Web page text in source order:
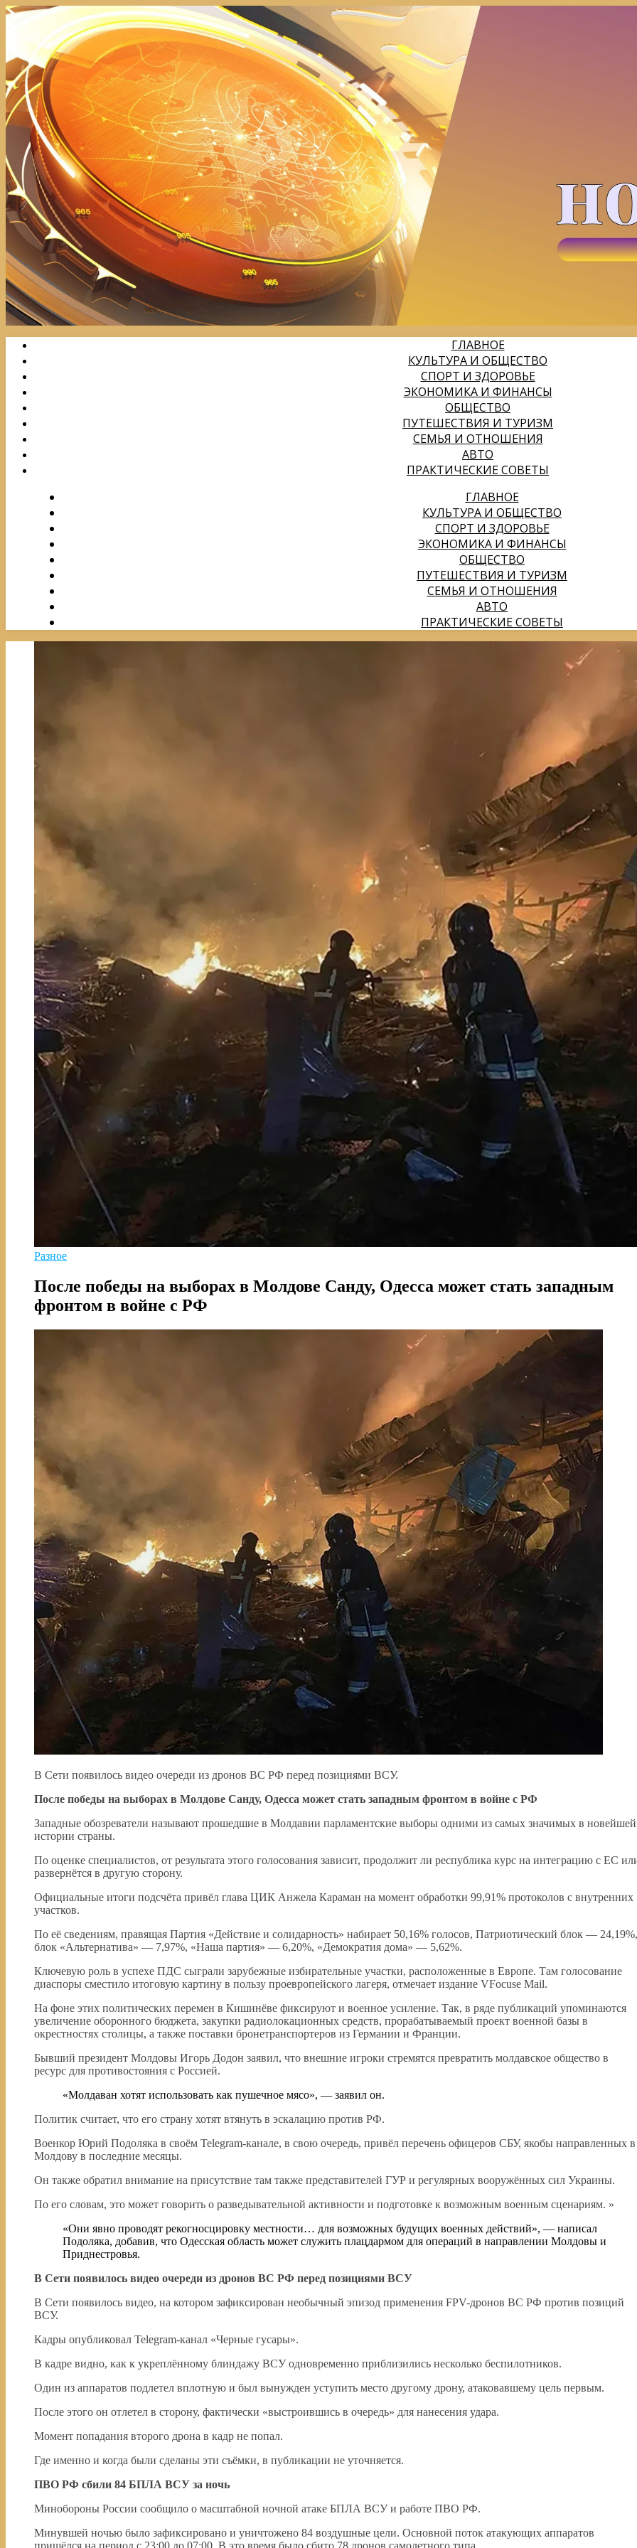
ГЛАВНОЕ
КУЛЬТУРА И ОБЩЕСТВО
СПОРТ И ЗДОРОВЬЕ
ЭКОНОМИКА И ФИНАНСЫ
ОБЩЕСТВО
ПУТЕШЕСТВИЯ И ТУРИЗМ
СЕМЬЯ И ОТНОШЕНИЯ
АВТО
ПРАКТИЧЕСКИЕ СОВЕТЫ
ГЛАВНОЕ
КУЛЬТУРА И ОБЩЕСТВО
СПОРТ И ЗДОРОВЬЕ
ЭКОНОМИКА И ФИНАНСЫ
ОБЩЕСТВО
ПУТЕШЕСТВИЯ И ТУРИЗМ
СЕМЬЯ И ОТНОШЕНИЯ
АВТО
ПРАКТИЧЕСКИЕ СОВЕТЫ
Разное
После победы на выборах в Молдове Санду, Одесса может стать западным
фронтом в войне с РФ
В Сети появилось видео очереди из дронов ВС РФ перед позициями ВСУ.
После победы на выборах в Молдове Санду, Одесса может стать западным фронтом в войне с РФ
Западные обозреватели называют прошедшие в Молдавии парламентские выборы одними из самых значимых в новейшей
истории страны.
По оценке специалистов, от результата этого голосования зависит, продолжит ли республика курс на интеграцию с ЕС
развернётся в другую сторону.
Официальные итоги подсчёта привёл глава ЦИК Анжела Караман на момент обработки 99,91% протоколов с внутренних
участков.
По её сведениям, правящая Партия «Действие и солидарность» набирает 50,16% голосов, Патриотический блок — 24,19%,
блок «Альтернатива» — 7,97%, «Наша партия» — 6,20%, «Демократия дома» — 5,62%.
Ключевую роль в успехе ПДС сыграли зарубежные избирательные участки, расположенные в Европе. Там голосование
диаспоры сместило итоговую картину в пользу проевропейского лагеря, отмечает издание VFocuse Mail.
На фоне этих политических перемен в Кишинёве фиксируют и военное усиление. Так, в ряде публикаций упоминаются
увеличение оборонного бюджета, закупки радиолокационных средств, прорабатываемый проект военной базы в
окрестностях столицы, а также поставки бронетранспортеров из Германии и Франции.
Бывший президент Молдовы Игорь Додон заявил, что внешние игроки стремятся превратить молдавское общество в
ресурс для противостояния с Россией.
«Молдаван хотят использовать как пушечное мясо», — заявил он.
Политик считает, что его страну хотят втянуть в эскалацию против РФ.
Военкор Юрий Подоляка в своём Telegram-канале, в свою очередь, привёл перечень офицеров СБУ, якобы направленных в
Молдову в последние месяцы.
Он также обратил внимание на присутствие там также представителей ГУР и регулярных вооружённых сил Украины.
По его словам, это может говорить о разведывательной активности и подготовке к возможным военным сценариям. »
«Они явно проводят рекогносцировку местности… для возможных будущих военных действий», — написал
Подоляка, добавив, что Одесская область может служить плацдармом для операций в направлении Молдовы и
Приднестровья.
В Сети появилось видео очереди из дронов ВС РФ перед позициями ВСУ
В Сети появилось видео, на котором зафиксирован необычный эпизод применения FPV-дронов ВС РФ против позиций
ВСУ.
Кадры опубликовал Telegram-канал «Черные гусары».
В кадре видно, как к укреплённому блиндажу ВСУ одновременно приблизились несколько беспилотников.
Один из аппаратов подлетел вплотную и был вынужден уступить место другому дрону, атаковавшему цель первым.
После этого он отлетел в сторону, фактически «выстроившись в очередь» для нанесения удара.
Момент попадания второго дрона в кадр не попал.
Где именно и когда были сделаны эти съёмки, в публикации не уточняется.
ПВО РФ сбили 84 БПЛА ВСУ за ночь
Минобороны России сообщило о масштабной ночной атаке БПЛА ВСУ и работе ПВО РФ.
Минувшей ночью было зафиксировано и уничтожено 84 воздушные цели. Основной поток атакующих аппаратов
пришёлся на период с 23:00 до 07:00. В это время было сбито 78 дронов самолетного типа.